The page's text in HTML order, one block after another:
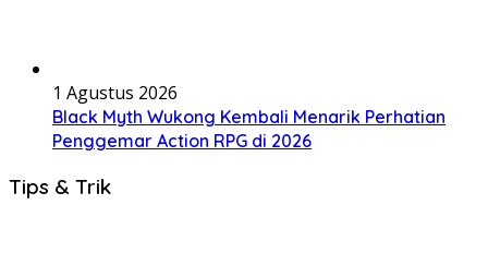
1 Agustus 2026
Black Myth Wukong Kembali Menarik Perhatian
Penggemar Action RPG di 2026
Tips & Trik